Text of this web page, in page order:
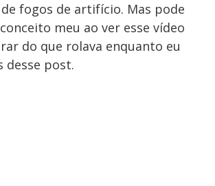
fogos de artifício. Mas pode
meu ao ver esse vídeo
do que rolava enquanto eu
desse post.